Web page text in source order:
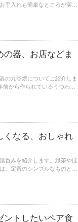
手入れも簡単なところが実用
器、お店などま
の九谷焼についてご紹介しま
から作られているうつわで
くなる、おしゃれ
呑みを紹介します。緑茶やほ
、定番のシンプルなものと、
ントしたいペア食